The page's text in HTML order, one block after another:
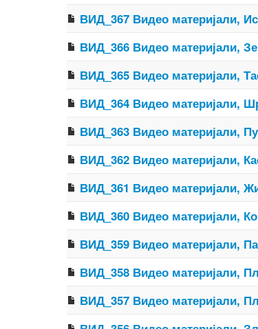
ВИД_367 Видео материјали,
ВИД_366 Видео материјали,
ВИД_365 Видео материјали,
ВИД_364 Видео материјали,
ВИД_363 Видео материјали,
ВИД_362 Видео материјали,
ВИД_361 Видео материјали,
ВИД_360 Видео материјали,
ВИД_359 Видео материјали,
ВИД_358 Видео материјали,
ВИД_357 Видео материјали,